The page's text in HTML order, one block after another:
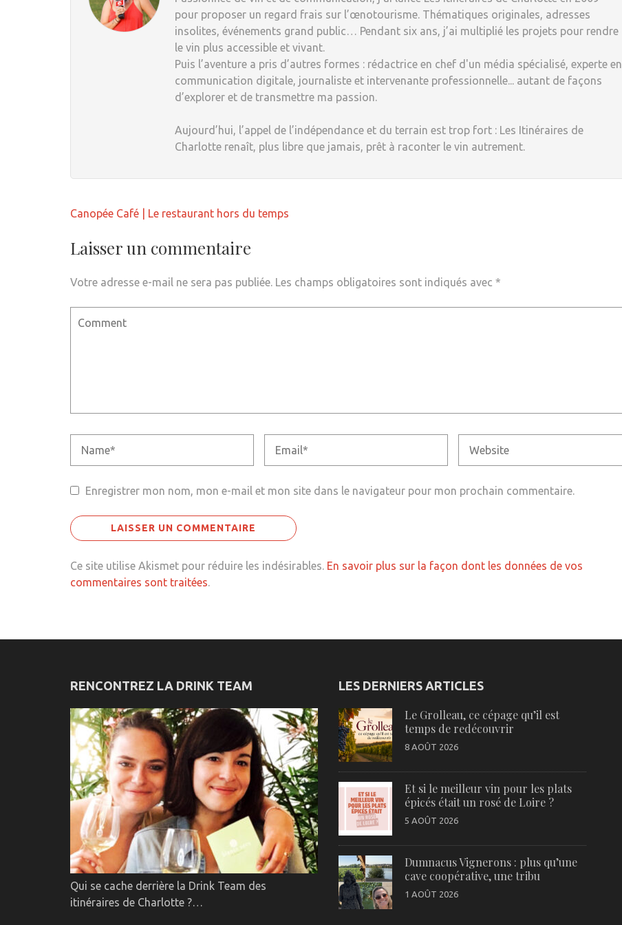
pour proposer un regard frais sur l’œnotourisme. Thématiques originales, adresses
insolites, événements grand public… Pendant six ans, j’ai multiplié les projets pour rendre
le vin plus accessible et vivant.
Puis l’aventure a pris d’autres formes : rédactrice en chef d'un média spécialisé, experte en
communication digitale, journaliste et intervenante professionnelle... autant de façons
d’explorer et de transmettre ma passion.
Aujourd’hui, l’appel de l’indépendance et du terrain est trop fort : Les Itinéraires de
Charlotte renaît, plus libre que jamais, prêt à raconter le vin autrement.
Navigation
l’article
Canopée Café | Le restaurant hors du temps
Laisser un commentaire
Votre adresse e-mail ne sera pas publiée. Les champs obligatoires sont indiqués avec *
Enregistrer mon nom, mon e-mail et mon site dans le navigateur pour mon prochain commentaire.
Ce site utilise Akismet pour réduire les indésirables. En savoir plus sur la façon dont les données de vos
commentaires sont traitées.
RENCONTREZ LA DRINK TEAM
Qui se cache derrière la Drink Team des
itinéraires de Charlotte ?…
LES DERNIERS ARTICLES
Le Grolleau, ce cépage qu’il est
temps de redécouvrir
8 AOÛT 2026
Et si le meilleur vin pour les plats
épicés était un rosé de Loire ?
5 AOÛT 2026
Dumnacus Vignerons : plus qu’une
cave coopérative, une tribu
1 AOÛT 2026